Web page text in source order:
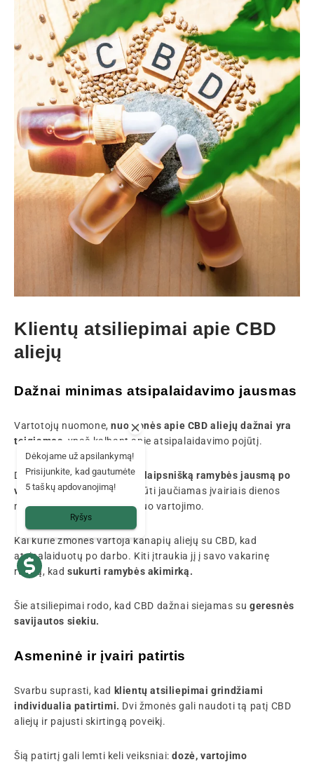
Klientų atsiliepimai apie CBD
aliejų
Dažnai minimas atsipalaidavimo jausmas
Vartotojų nuomone, nuomonės apie CBD aliejų dažnai yra
teigiamos , ypač kalbant apie atsipalaidavimo pojūtį.
Daugelis žmonių apibūdina
laipsnišką ramybės jausmą po
vartojimo. Šis pojūtis gali būti jaučiamas įvairiais dienos
momentais, priklausomai nuo vartojimo.
Kai kurie žmonės vartoja kanapių aliejų su CBD, kad
atsipalaiduotų po darbo. Kiti įtraukia jį į savo vakarinę
rutiną, kad sukurti ramybės akimirką.
Šie atsiliepimai rodo, kad CBD dažnai siejamas su geresnės
savijautos siekiu.
Asmeninė ir įvairi patirtis
Svarbu suprasti, kad klientų atsiliepimai grindžiami
individualia patirtimi. Dvi žmonės gali naudoti tą patį CBD
aliejų ir pajusti skirtingą poveikį.
Šią patirtį gali lemti keli veiksniai:dozė, vartojimo
Dėkojame už apsilankymą!
Prisijunkite, kad gautumėte
5 taškų apdovanojimą!
Ryšys